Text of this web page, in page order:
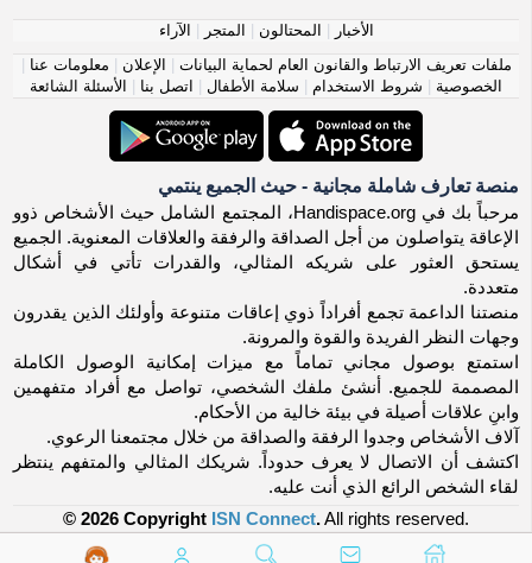
الأخبار المحتالون المتجر
الآراء
ملفات تعريف الارتباط والقانون العام لحماية البيانات
الإعلان معلومات عنا
الخصوصية
شروط الاستخدام سلامة الأطفال اتصل بنا الأسئلة الشائعة
منصة تعارف شاملة مجانية - حيث الجميع ينتمي
مرحباً بك في Handispace.org، المجتمع الشامل حيث الأشخاص ذوو
الإعاقة يتواصلون من أجل الصداقة والرفقة والعلاقات المعنوية. الجميع
يستحق العثور على شريكه المثالي، والقدرات تأتي في أشكال
متعددة.
منصتنا الداعمة تجمع أفراداً ذوي إعاقات متنوعة وأولئك الذين يقدرون
وجهات النظر الفريدة والقوة والمرونة.
استمتع بوصول مجاني تماماً مع ميزات إمكانية الوصول الكاملة
المصممة للجميع. أنشئ ملفك الشخصي، تواصل مع أفراد متفهمين
وابنِ علاقات أصيلة في بيئة خالية من الأحكام.
آلاف الأشخاص وجدوا الرفقة والصداقة من خلال مجتمعنا الرعوي.
اكتشف أن الاتصال لا يعرف حدوداً. شريكك المثالي والمتفهم ينتظر
لقاء الشخص الرائع الذي أنت عليه.
© 2026 Copyright ISN Connect.All rights reserved.